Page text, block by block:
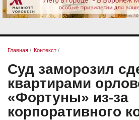
Главная / Контекст /
Суд заморозил
квартирами
«Фортуны» из-за
корпоративного